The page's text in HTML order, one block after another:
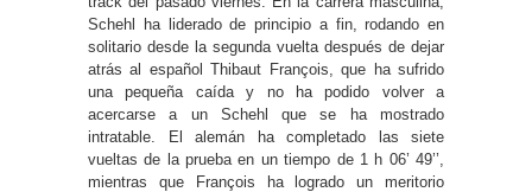
Schehl ha liderado de principio a fin, rodando en
solitario desde la segunda vuelta después de dejar
atrás al español Thibaut François, que ha sufrido
una pequeña caída y no ha podido volver a
acercarse a un Schehl que se ha mostrado
intratable. El alemán ha completado las siete
vueltas de la prueba en un tiempo de 1 h 06’ 49’’,
mientras que François ha logrado un meritorio